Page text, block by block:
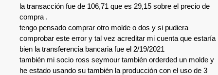
la transacción fue de 106,71 que es 29,15 sobre el precio de
compra .
tengo pensado comprar otro molde o dos y si pudiera
comprobar este error y tal vez acreditar mi cuenta que estaría
bien la transferencia bancaria fue el 2/19/2021
también mi socio ross seymour también orderded un molde y
he estado usando su también la producción con el uso de 3